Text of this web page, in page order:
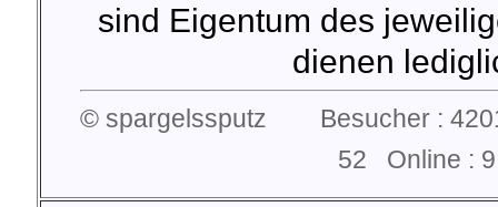
sind Eigentum des
dienen
© spargelssputz Besucher :
52 Online